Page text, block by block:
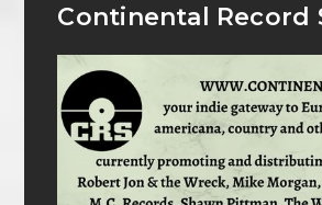
Continental Record